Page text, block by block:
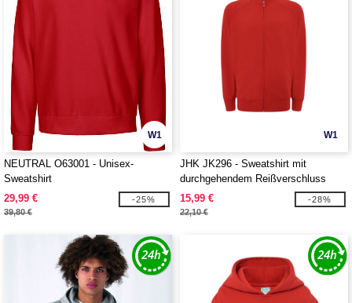
W1
NEUTRAL O63001 - Unisex-
Sweatshirt
29,99 €
39,80 €
-25%
W1
JHK JK296 - Sweatshirt mit
durchgehendem Reißverschluss
15,99 €
22,10 €
-28%